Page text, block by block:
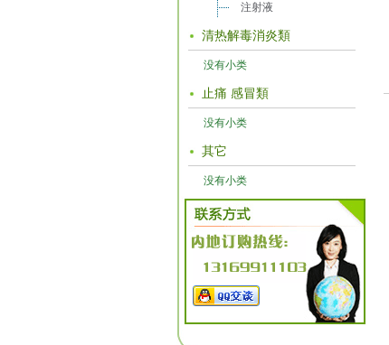
注射液
清热解毒消炎類
没有小类
止痛 感冒類
没有小类
其它
没有小类